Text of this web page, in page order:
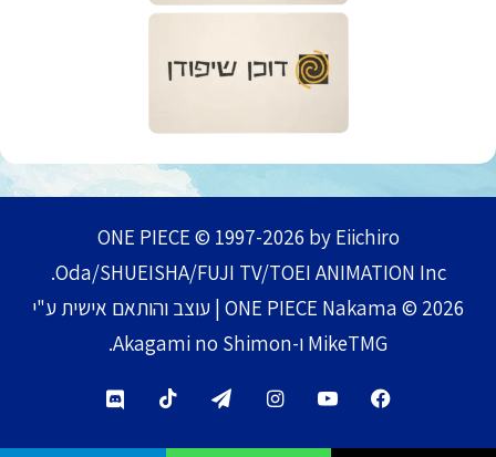
ONE PIECE © 1997-2026 by Eiichiro
Oda/SHUEISHA/FUJI TV/TOEI ANIMATION Inc.
ONE PIECE Nakama © 2026 | עוצב והותאם אישית ע"י
MikeTMG ו-Akagami no Shimon.
Facebook
YouTube
Instagram
Telegram
TikTok
Discord